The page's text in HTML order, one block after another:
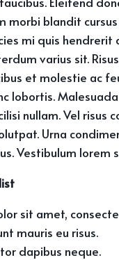
morbi blandit
mi quis
varius sit.
et molestie ac
lobortis.
nullam. Vel risus
Urna
Vestibulum lorem
sit amet,
mauris eu risus.
dapibus neque.